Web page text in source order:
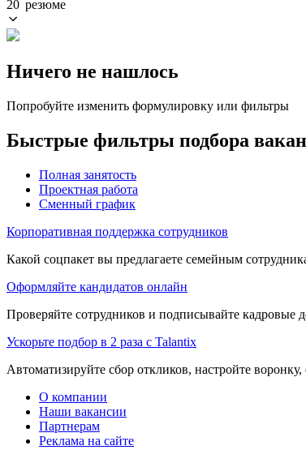
20 резюме
Ничего не нашлось
Попробуйте изменить формулировку или фильтры
Быстрые фильтры подбора
Полная занятость
Проектная работа
Сменный график
Корпоративная поддержка сотрудников
Какой соцпакет вы предлагаете семейным
Оформляйте кандидатов онлайн
Проверяйте сотрудников и подписывайте кадровые
Ускорьте подбор в 2 раза с Talantix
Автоматизируйте сбор откликов, настройте
О компании
Наши вакансии
Партнерам
Реклама на сайте